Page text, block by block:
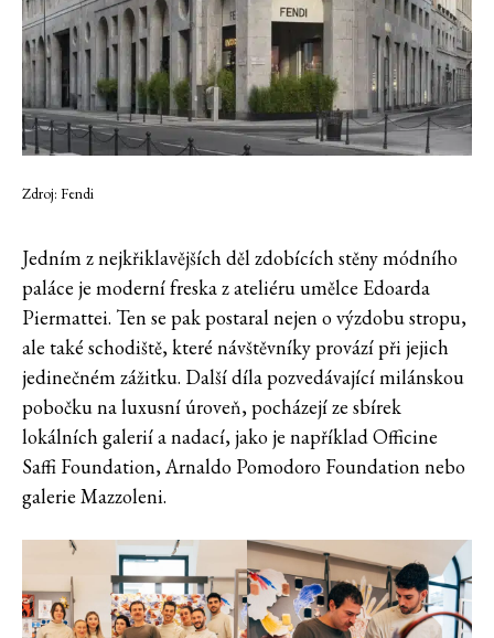
Zdroj: Fendi
Jedním z nejkřiklavějších děl zdobících stěny módního
paláce je moderní freska z ateliéru umělce Edoarda
Piermattei. Ten se pak postaral nejen o výzdobu stropu,
ale také schodiště, které návštěvníky provází při jejich
jedinečném zážitku. Další díla pozvedávající milánskou
pobočku na luxusní úroveň, pocházejí ze sbírek
lokálních galerií a nadací, jako je například Officine
Saffi Foundation, Arnaldo Pomodoro Foundation nebo
galerie Mazzoleni.